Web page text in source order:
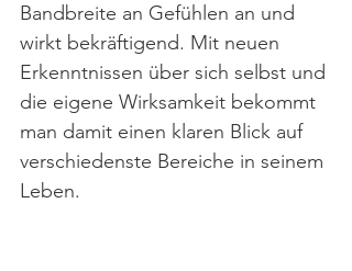
Bandbreite an Gefühlen an und
wirkt bekräftigend. Mit neuen
Erkenntnissen über sich selbst und
die eigene Wirksamkeit bekommt
man damit einen klaren Blick auf
verschiedenste Bereiche in seinem
Leben.